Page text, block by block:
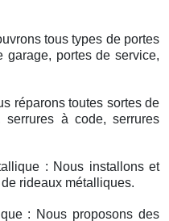
tous types de portes
garage, portes de service,
réparons toutes sortes de
à code, serrures
: Nous installons et
rideaux métalliques.
: Nous proposons des